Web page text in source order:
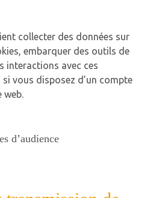
collecter des données sur
embarquer des outils de
interactions avec ces
vous disposez d’un compte
web.
d’audience